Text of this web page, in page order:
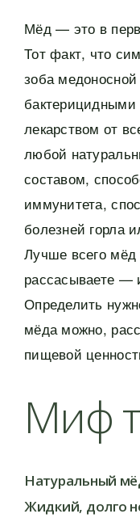
Мёд — это в
Тот факт, что
зоба
бактерицидными
лекарством от
любой
составом,
иммунитета,
болезней горла
Лучше всего мёд
рассасываете —
Определить
мёда можно,
пищевой
Миф
Натуральный
Жидкий, долго